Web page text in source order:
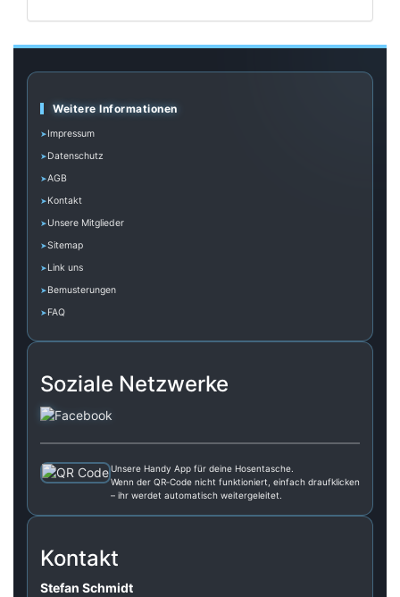
Weitere Informationen
Impressum
Datenschutz
AGB
Kontakt
Unsere Mitglieder
Sitemap
Link uns
Bemusterungen
FAQ
Soziale Netzwerke
Unsere Handy App für deine Hosentasche.
Wenn der QR‑Code nicht funktioniert, einfach draufklicken
– ihr werdet automatisch weitergeleitet.
Kontakt
Stefan Schmidt